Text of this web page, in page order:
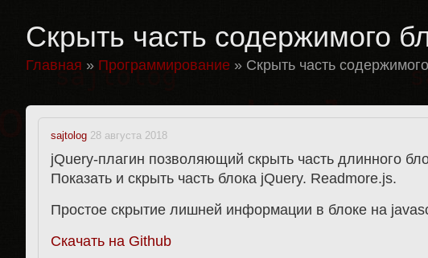
Скрыть часть содержимого
Главная » Программирование » Скрыть часть
sajtolog 28 августа 2018
jQuery-плагин позволяющий скрыть часть длинного
Показать и скрыть часть блока jQuery. Readmore.js.
Простое скрытие лишней информации в блоке на
Скачать на Github